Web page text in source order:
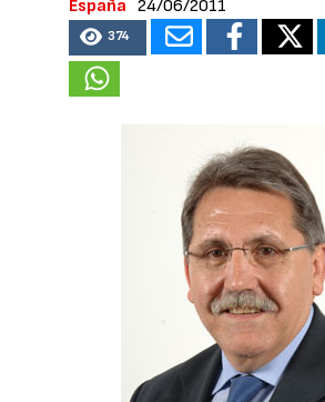
España
24/06/2011
374